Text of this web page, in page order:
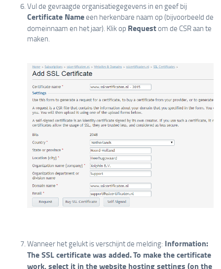
Vul de gevraagde organisatiegegevens in en geef bij
Certificate Nameeen herkenbare naam op (bijvoorbeeld de
domeinnaam en het jaar). Klik op Requestom de CSR aan te
maken.
Wanneer het gelukt is verschijnt de melding: Information:
The SSL certificate was added.To make the certificate
work, select it in the website hosting settings (on the